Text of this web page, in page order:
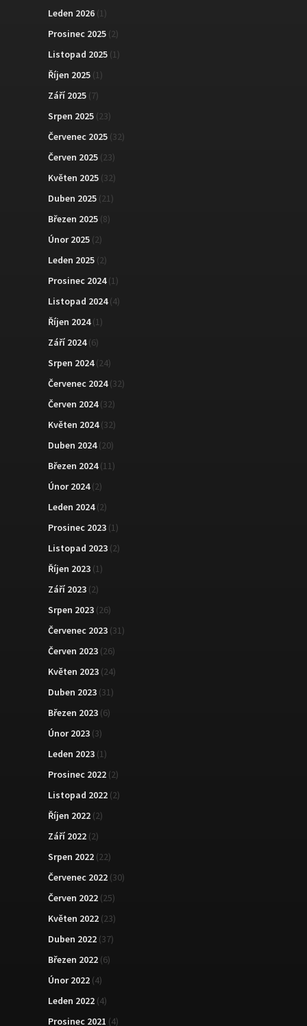
Leden 2026 (1)
Prosinec 2025 (2)
Listopad 2025 (1)
Říjen 2025 (1)
Září 2025 (7)
Srpen 2025 (23)
Červenec 2025 (32)
Červen 2025 (23)
Květen 2025 (32)
Duben 2025 (21)
Březen 2025 (8)
Únor 2025 (2)
Leden 2025 (2)
Prosinec 2024(1)
Listopad 2024(4)
Říjen 2024(1)
Září 2024(6)
Srpen 2024(24)
Červenec 2024(32)
Červen 2024(32)
Květen 2024(32)
Duben 2024(20)
Březen 2024(11)
Únor 2024(2)
Leden 2024(2)
Prosinec 2023 (1)
Listopad 2023 (2)
Říjen 2023 (1)
Září 2023 (2)
Srpen 2023 (26)
Červenec 2023 (31)
Červen 2023 (26)
Květen 2023 (24)
Duben 2023 (31)
Březen 2023 (6)
Únor 2023 (3)
Leden 2023 (1)
Prosinec 2022 (2)
Listopad 2022 (2)
Říjen 2022 (2)
Září 2022 (2)
Srpen 2022 (22)
Červenec 2022 (30)
Červen 2022 (25)
Květen 2022 (23)
Duben 2022 (37)
Březen 2022 (6)
Únor 2022 (4)
Leden 2022 (4)
Prosinec 2021 (4)